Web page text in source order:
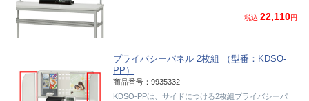
税込 22,110円
プライバシーパネル 2枚組 （型番：KDSO-
PP）
商品番号：9935332
KDSO-PPは、サイドにつける2枚組プライバシーパ